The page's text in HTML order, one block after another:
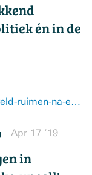
én in de
eenvandaag.avrotros.nl/item/het-veld-ruimen-na-een-schokkend-filmpje-het-gebeurt-in-de-politiek-en-in-de-voetbalwereld/
Apr 17 ’19
in